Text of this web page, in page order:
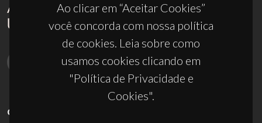
Ao clicar em “Aceitar Cookies”
você concorda com nossa política
de cookies. Leia sobre como
usamos cookies clicando em
"Política de Privacidade e
Cookies".
CONTACTOS